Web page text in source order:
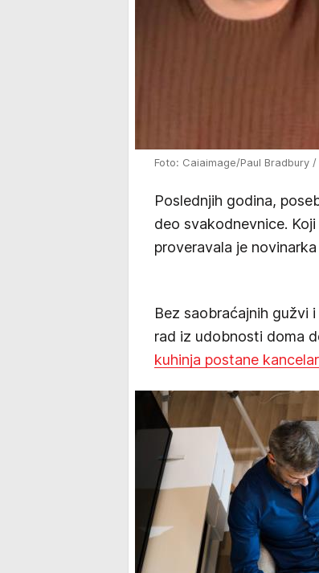
Foto: Caiaimage/Paul Bradbury
Poslednjih godina,
deo svakodnevnice.
proveravala je novinarka
Bez saobraćajnih gužvi
rad iz udobnosti doma
kuhinja postane